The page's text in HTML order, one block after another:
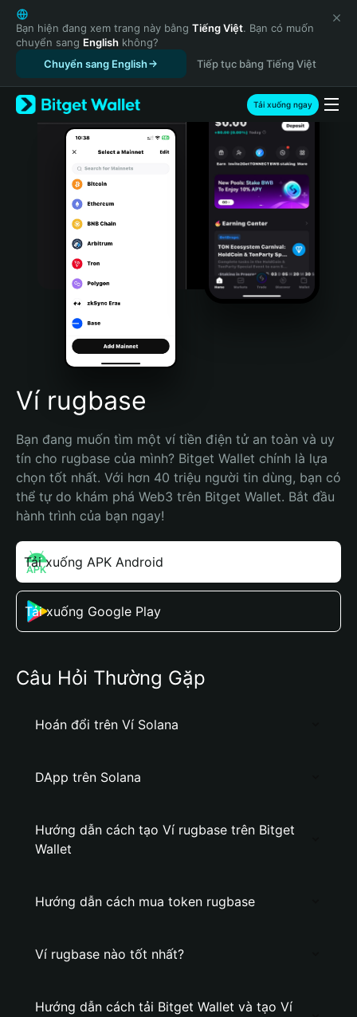
English
日本語
Tiếng Việt
Русский
Español (Latinoamérica)
Türkçe
Italiano
Português (Portugal)
Bahasa Indonesia
Português (Brasil)
Español (Argentina)
Bạn hiện đang xem trang này bằng Tiếng Việt. Bạn có muốn
chuyển sang English không?
Chuyển sang English
Tiếp tục bằng Tiếng Việt
Tải xuống ngay
Ví rugbase
Bạn đang muốn tìm một ví tiền điện tử an toàn và uy
tín cho rugbase của mình? Bitget Wallet chính là lựa
chọn tốt nhất. Với hơn 40 triệu người tin dùng, bạn có
thể tự do khám phá Web3 trên Bitget Wallet. Bắt đầu
hành trình của bạn ngay!
Tải xuống APK Android
Tải xuống Google Play
Câu Hỏi Thường Gặp
Hoán đổi trên Ví Solana
DApp trên Solana
Hướng dẫn cách tạo Ví rugbase trên Bitget
Wallet
Hướng dẫn cách mua token rugbase
Ví rugbase nào tốt nhất?
Hướng dẫn cách tải Bitget Wallet và tạo Ví